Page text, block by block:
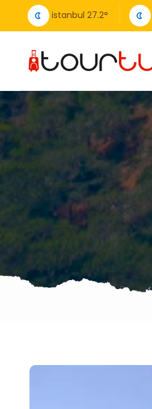
istanbul 27.2°